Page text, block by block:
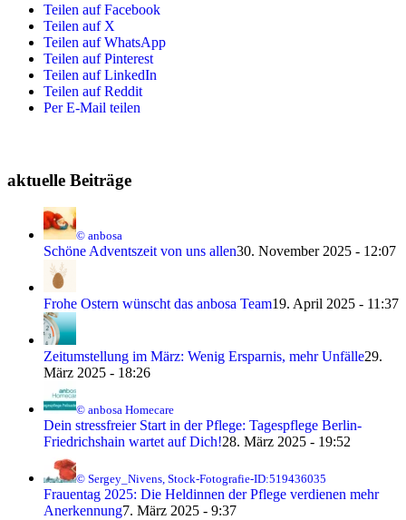
Teilen auf Facebook
Teilen auf X
Teilen auf WhatsApp
Teilen auf Pinterest
Teilen auf LinkedIn
Teilen auf Reddit
Per E-Mail teilen
aktuelle Beiträge
© anbosa
Schöne Adventszeit von uns allen30. November 2025 - 12:07
Frohe Ostern wünscht das anbosa Team19. April 2025 - 11:37
Zeitumstellung im März: Wenig Ersparnis, mehr Unfälle29.
März 2025 - 18:26
© anbosa Homecare
Dein stressfreier Start in der Pflege: Tagespflege Berlin-
Friedrichshain wartet auf Dich!28. März 2025 - 19:52
© Sergey_Nivens, Stock-Fotografie-ID:519436035
Frauentag 2025: Die Heldinnen der Pflege verdienen mehr
Anerkennung7. März 2025 - 9:37